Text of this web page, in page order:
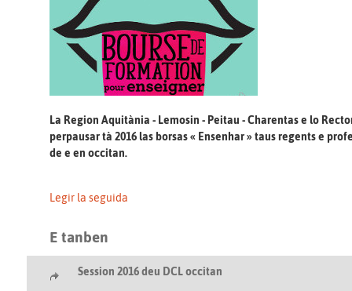
La Region Aquitània - Lemosin - Peitau - Charentas e lo
perpausar tà 2016 las borsas « Ensenhar » taus regents e
de e en occitan.
Legir la seguida
E tanben
Session 2016 deu DCL occitan